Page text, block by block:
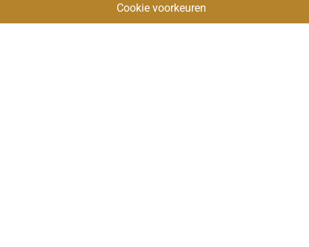
Cookie voorkeuren